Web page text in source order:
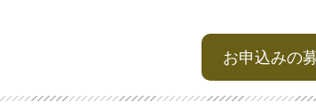
お申込みの